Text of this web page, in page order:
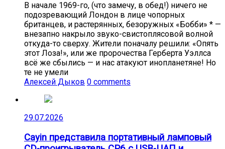
В начале 1969-го, (что замечу, в обед!) ничего не
подозревающий Лондон в лице чопорных
британцев, и растерянных, безоружных «Бобби» * —
внезапно накрыло звуко-свистоплясовой волной
откуда-то сверху. Жители поначалу решили: «Опять
этот Лоза!», или же пророчества Герберта Уэллса
всё же сбылись — и нас атакуют инопланетяне! Но
те не умели
Алексей Дыков 0 comments
29.07.2026
Cayin представила портативный ламповый